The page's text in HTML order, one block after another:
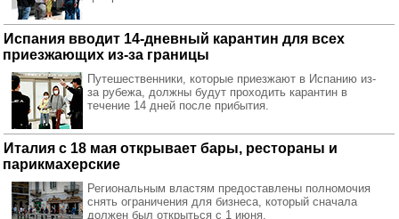
Испания вводит 14-дневный карантин для всех
приезжающих из-за границы
Путешественники, которые приезжают в Испанию из-
за рубежа, должны будут проходить карантин в
течение 14 дней после прибытия.
Италия с 18 мая открывает бары, рестораны и
парикмахерские
Региональным властям предоставлены полномочия
снять ограничения для бизнеса, который сначала
должен был открыться с 1 июня.